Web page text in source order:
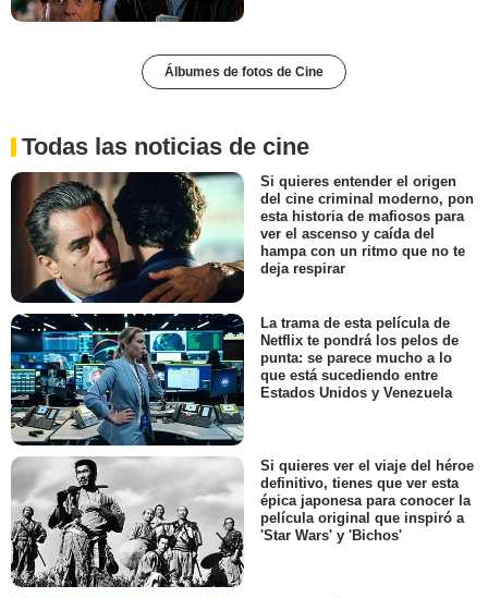
Álbumes de fotos de Cine
Todas las noticias de cine
Si quieres entender el origen
del cine criminal moderno, pon
esta historia de mafiosos para
ver el ascenso y caída del
hampa con un ritmo que no te
deja respirar
La trama de esta película de
Netflix te pondrá los pelos de
punta: se parece mucho a lo
que está sucediendo entre
Estados Unidos y Venezuela
Si quieres ver el viaje del héroe
definitivo, tienes que ver esta
épica japonesa para conocer la
película original que inspiró a
'Star Wars' y 'Bichos'